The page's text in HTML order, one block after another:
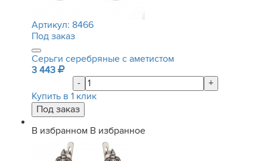
Артикул: 8466
Под заказ
Серьги серебряные с аметистом
3 443
-
+
Купить в 1 клик
В избранном В избранное